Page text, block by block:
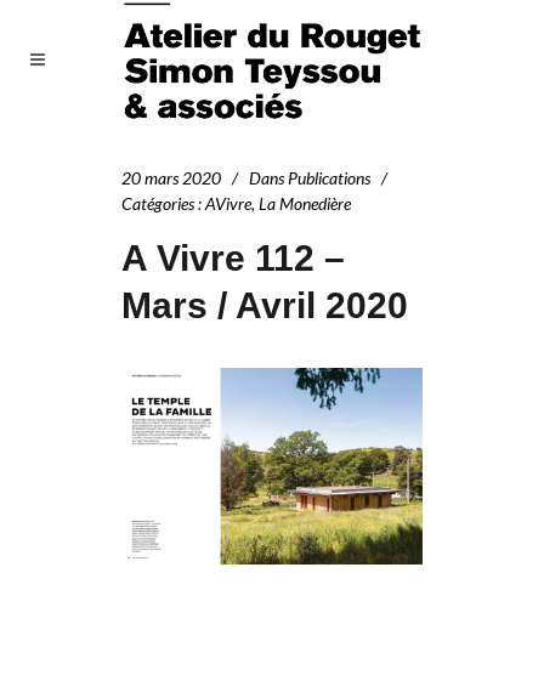
20 mars 2020 Dans Publications
Catégories:AVivre, La Monedière
A Vivre 112 –
Mars / Avril 2020